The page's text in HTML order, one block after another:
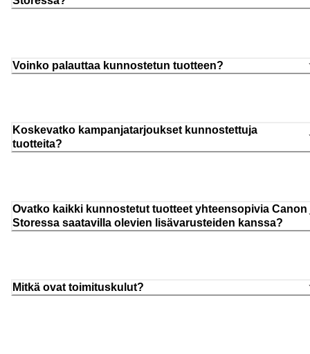
Voinko palauttaa kunnostetun tuotteen?
Koskevatko kampanjatarjoukset kunnostettuja
tuotteita?
Ovatko kaikki kunnostetut tuotteet yhteensopivia Canon
Storessa saatavilla olevien lisävarusteiden kanssa?
Mitkä ovat toimituskulut?